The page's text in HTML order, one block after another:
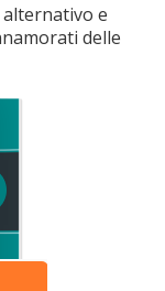
e
delle